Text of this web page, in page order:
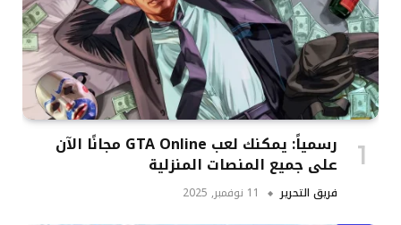
رسمياً: يمكنك لعب GTA Online مجانًا الآن
على جميع المنصات المنزلية
فريق التحرير 11 نوفمبر, 2025